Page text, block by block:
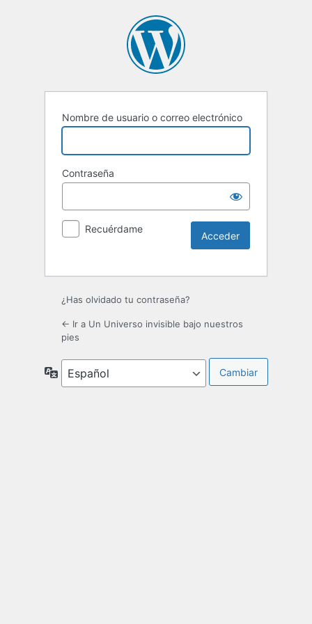
Nombre de usuario o correo electrónico
Contraseña
Recuérdame
¿Has olvidado tu contraseña?
← Ir a Un Universo invisible bajo nuestros
pies
Idioma